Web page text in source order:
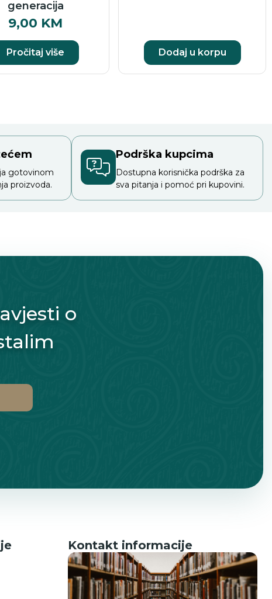
generacija
9,00 KM
Pročitaj više Dodaj u korpu
gotovinom
proizvoda.
Podrška kupcima
Dostupna korisnička podrška za
sva pitanja i pomoć pri kupovini.
o
Kontakt informacije